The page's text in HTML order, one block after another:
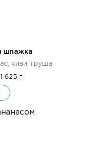
шпажка
киви, груша
1 625 г.